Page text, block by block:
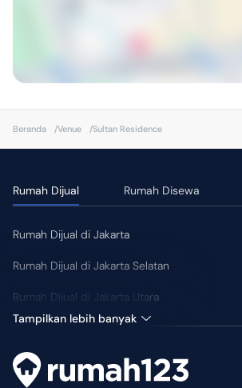
Beranda /Venue /Sultan Residence
Rumah Dijual Rumah Disewa
Rumah Dijual di Jakarta
Rumah Dijual di Jakarta Selatan
Rumah Dijual di Jakarta Utara
Tampilkan lebih banyak